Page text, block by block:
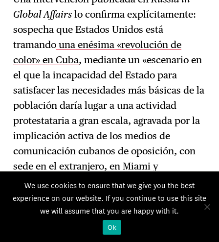
Global Affairs lo confirma explícitamente:
sospecha que Estados Unidos está
tramando una enésima «revolución de
color» en Cuba, mediante un «escenario en
el que la incapacidad del Estado para
satisfacer las necesidades más básicas de la
población daría lugar a una actividad
protestataria a gran escala, agravada por la
implicación activa de los medios de
comunicación cubanos de oposición, con
sede en el extranjero, en Miami y
Madrid».
Así, el Ministerio y los
comentaristas pro-Kremlin no pretenden
generalizar el concepto de «revolución de
color» con fines analíticos, sino imponer
We use cookies to ensure that we give you the best
experience on our website. If you continue to use this site
we will assume that you are happy with it.
Ok